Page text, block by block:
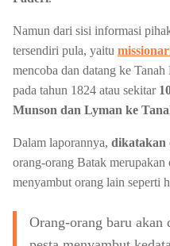
Namun dari sisi informasi
tersendiri pula, yaitu
mencoba dan datang ke Tanah
pada tahun 1824 atau sekitar
Munson dan Lyman ke
Dalam laporannya, dikatakan
orang-orang Batak merupakan
menyambut orang lain seperti
Orang-orang baru